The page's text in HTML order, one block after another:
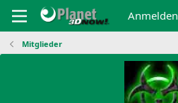
Anmelden
Mitglieder